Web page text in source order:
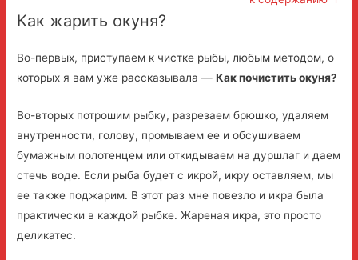
Как жарить окуня?
Во-первых, приступаем к чистке рыбы, любым методом, о
которых я вам уже рассказывала —Как почистить окуня?
Во-вторых потрошим рыбку, разрезаем брюшко, удаляем
внутренности, голову, промываем ее и обсушиваем
бумажным полотенцем или откидываем на дуршлаг и даем
стечь воде. Если рыба будет с икрой, икру оставляем, мы
ее также поджарим. В этот раз мне повезло и икра была
практически в каждой рыбке. Жареная икра, это просто
деликатес.